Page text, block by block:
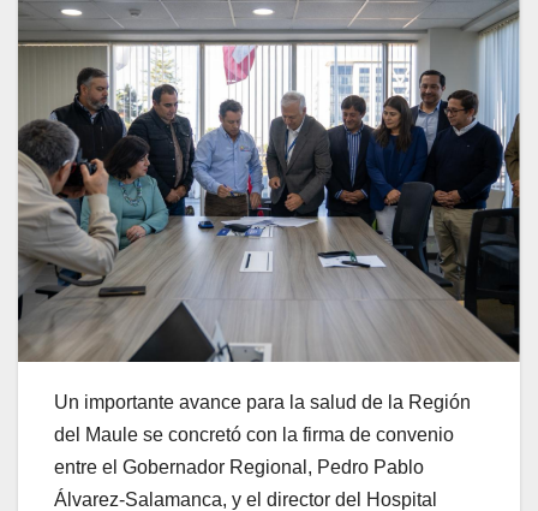
Un importante avance para la salud de la Región
del Maule se concretó con la firma de convenio
entre el Gobernador Regional, Pedro Pablo
Álvarez-Salamanca, y el director del Hospital